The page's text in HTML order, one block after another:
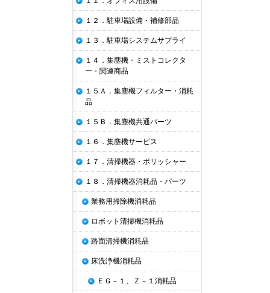
１２．駐車場設備・補修部品
１３．駐車場システムサプライ
１４．集塵機・ミストコレクタ
ー・関連商品
１５Ａ．集塵機フィルター・消耗
品
１５Ｂ．集塵機共通パーツ
１６．集塵機サービス
１７．清掃機器・ポリッシャー
１８．清掃機器消耗品・パーツ
業務用掃除機消耗品
ロボット清掃機消耗品
路面清掃機消耗品
床洗浄機消耗品
ＥＧ－１、Ｚ－１消耗品